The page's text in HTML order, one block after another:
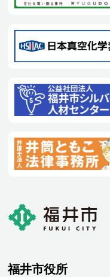
福井市役所